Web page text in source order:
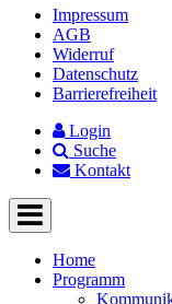
Impressum
AGB
Widerruf
Datenschutz
Barrierefreiheit
Login
Suche
Kontakt
Home
Programm